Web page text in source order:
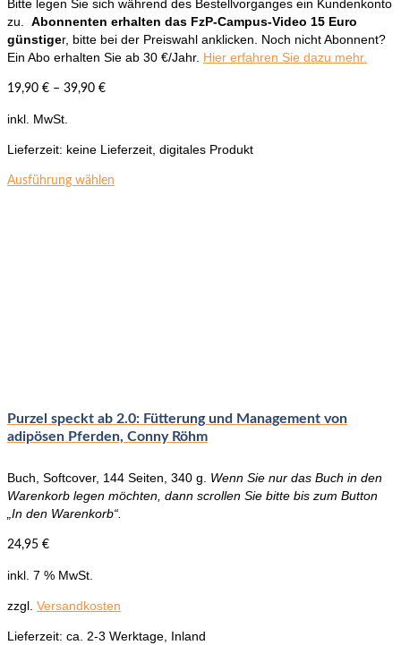
Bitte legen Sie sich während des Bestellvorganges ein Kundenkonto
zu. Abonnenten erhalten das FzP-Campus-Video 15 Euro
günstiger, bitte bei der Preiswahl anklicken. Noch nicht Abonnent?
Ein Abo erhalten Sie ab 30 €/Jahr. Hier erfahren Sie dazu mehr.
19,90 € – 39,90 €
inkl. MwSt.
Lieferzeit: keine Lieferzeit, digitales Produkt
Ausführung wählen
werden
Purzel speckt ab 2.0: Fütterung und Management von
adipösen Pferden, Conny Röhm
Buch, Softcover, 144 Seiten, 340 g. Wenn Sie nur das Buch in den
Warenkorb legen möchten, dann scrollen Sie bitte bis zum Button
„In den Warenkorb“.
24,95 €
inkl. 7 % MwSt.
zzgl. Versandkosten
Lieferzeit: ca. 2-3 Werktage, Inland